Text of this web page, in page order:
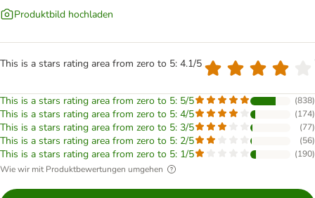
Produktbild hochladen
This is a stars rating area from zero to 5: 4.1/5
This is a stars rating area from zero to 5: 5/5 (838)
This is a stars rating area from zero to 5: 4/5 (174)
This is a stars rating area from zero to 5: 3/5 (77)
This is a stars rating area from zero to 5: 2/5 (56)
This is a stars rating area from zero to 5: 1/5 (190)
Wie wir mit Produktbewertungen umgehen